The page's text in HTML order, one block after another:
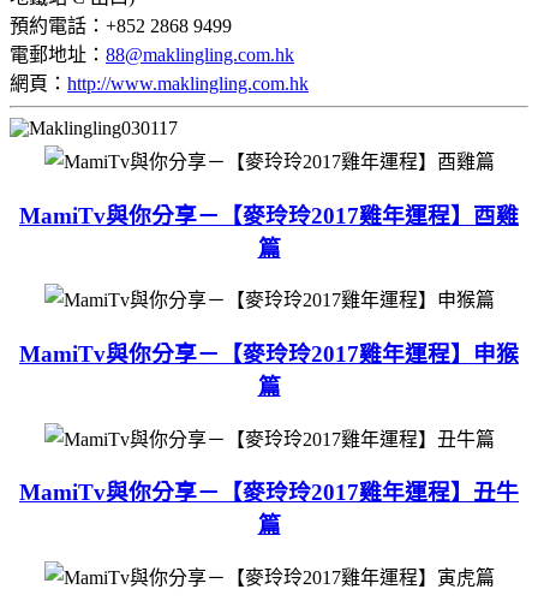
預約電話：+852 2868 9499
電郵地址： 88@maklingling.com.hk
網頁： http://www.maklingling.com.hk
MamiTv與你分享－【麥玲玲2017雞年運程】酉雞
篇
MamiTv與你分享－【麥玲玲2017雞年運程】申猴
篇
MamiTv與你分享－【麥玲玲2017雞年運程】丑牛
篇